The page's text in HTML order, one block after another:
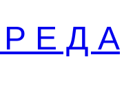
Е Д А